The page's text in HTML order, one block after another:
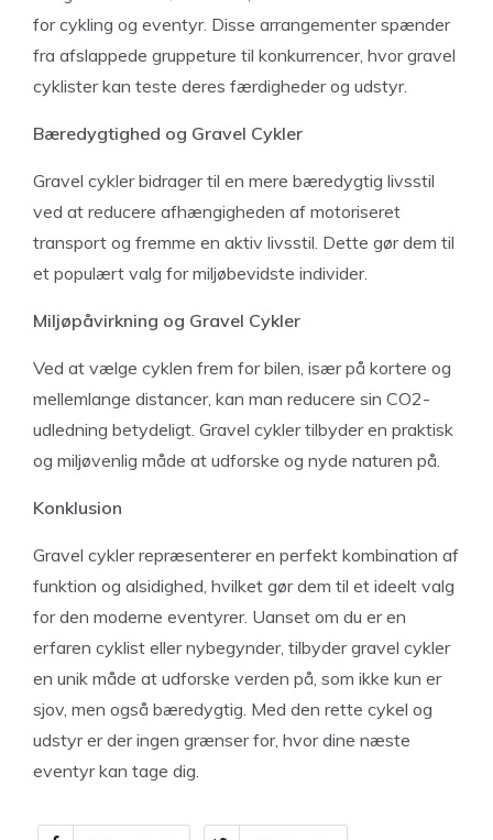
for cykling og eventyr. Disse arrangementer spænder
fra afslappede gruppeture til konkurrencer, hvor gravel
cyklister kan teste deres færdigheder og udstyr.
Bæredygtighed og Gravel Cykler
Gravel cykler bidrager til en mere bæredygtig livsstil
ved at reducere afhængigheden af motoriseret
transport og fremme en aktiv livsstil. Dette gør dem til
et populært valg for miljøbevidste individer.
Miljøpåvirkning og Gravel Cykler
Ved at vælge cyklen frem for bilen, især på kortere og
mellemlange distancer, kan man reducere sin CO2-
udledning betydeligt. Gravel cykler tilbyder en praktisk
og miljøvenlig måde at udforske og nyde naturen på.
Konklusion
Gravel cykler repræsenterer en perfekt kombination af
funktion og alsidighed, hvilket gør dem til et ideelt valg
for den moderne eventyrer. Uanset om du er en
erfaren cyklist eller nybegynder, tilbyder gravel cykler
en unik måde at udforske verden på, som ikke kun er
sjov, men også bæredygtig. Med den rette cykel og
udstyr er der ingen grænser for, hvor dine næste
eventyr kan tage dig.